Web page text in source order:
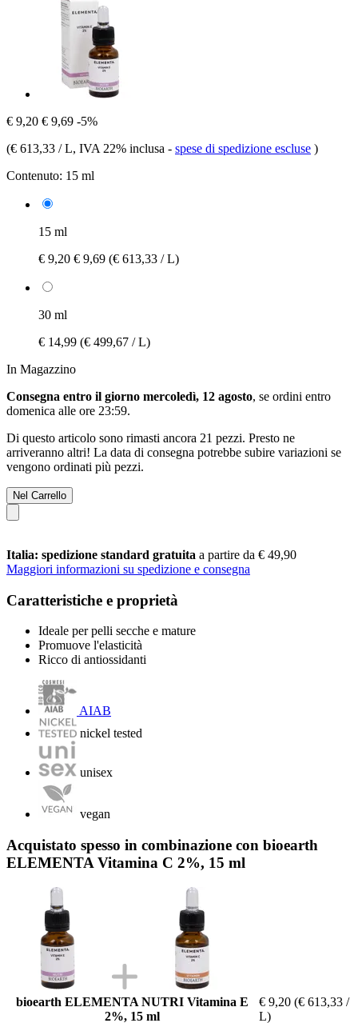
€ 9,20 € 9,69 -5%
(€ 613,33 / L, IVA 22% inclusa - spese di spedizione escluse )
Contenuto: 15 ml
15 ml
€ 9,20 € 9,69 (€ 613,33 / L)
30 ml
€ 14,99 (€ 499,67 / L)
In Magazzino
Consegna entro il giorno mercoledì, 12 agosto, se ordini entro
domenica alle ore 23:59.
Di questo articolo sono rimasti ancora 21 pezzi. Presto ne
arriveranno altri! La data di consegna potrebbe subire variazioni se
vengono ordinati più pezzi.
Nel Carrello
Italia: spedizione standard gratuita a partire da € 49,90
Maggiori informazioni su spedizione e consegna
Caratteristiche e proprietà
Ideale per pelli secche e mature
Promuove l'elasticità
Ricco di antiossidanti
AIAB
nickel tested
unisex
vegan
Acquistato spesso in combinazione con bioearth
ELEMENTA Vitamina C 2%, 15 ml
bioearth ELEMENTA NUTRI Vitamina E
2%, 15 ml
€ 9,20 (€ 613,33 /
L)